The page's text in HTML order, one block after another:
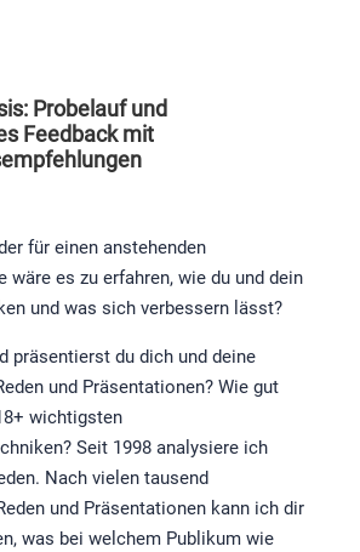
Probelauf und
Feedback mit
für einen anstehenden
wäre es zu erfahren, wie du und dein
und was sich verbessern lässt?
präsentierst du dich und deine
und Präsentationen? Wie gut
wichtigsten
Seit 1998 analysiere ich
Nach vielen tausend
und Präsentationen kann ich dir
was bei welchem Publikum wie